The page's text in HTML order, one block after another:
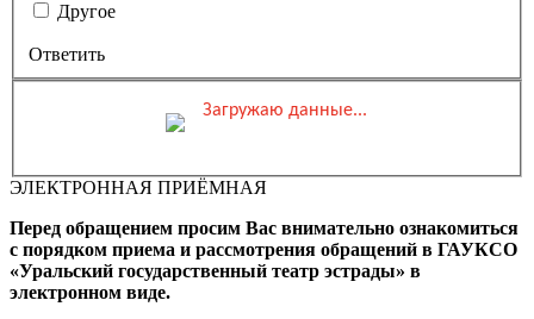
Другое
Ответить
Загружаю данные...
Вы бронируете места наМероприятие состоитсяЗал
Промокод
Применить
Фамилия, Имя (Отчество
ЭЛЕКТРОННАЯ ПРИЁМНАЯ
Перед обращением просим Вас внимательно ознакомиться
с порядком приема и рассмотрения обращений в ГАУКСО
«Уральский государственный театр эстрады» в
электронном виде.